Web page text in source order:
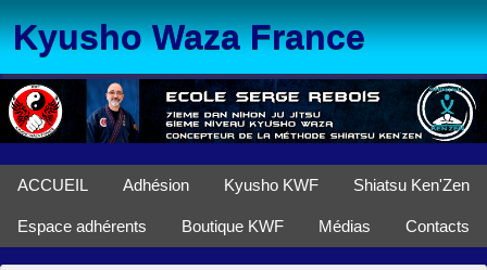
Kyusho Waza France
ACCUEIL Adhésion Kyusho KWF Shiatsu Ken'Zen
Espace adhérents Boutique KWF Médias Contacts